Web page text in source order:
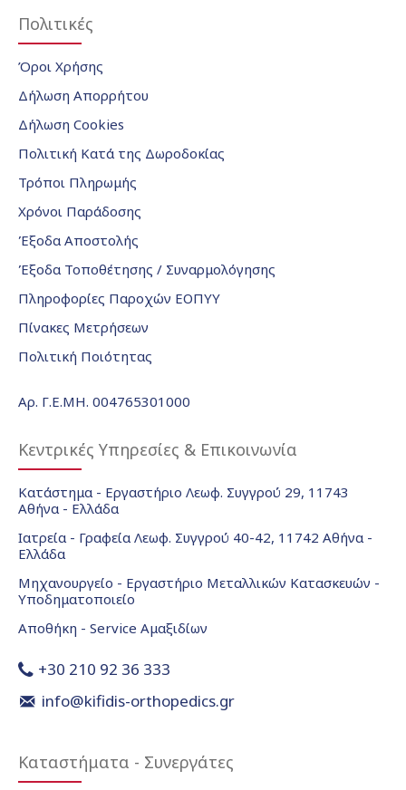
Πολιτικές
Όροι Χρήσης
Δήλωση Απορρήτου
Δήλωση Cookies
Πολιτική Κατά της Δωροδοκίας
Τρόποι Πληρωμής
Χρόνοι Παράδοσης
Έξοδα Αποστολής
Έξοδα Τοποθέτησης / Συναρμολόγησης
Πληροφορίες Παροχών ΕΟΠΥΥ
Πίνακες Μετρήσεων
Πολιτική Ποιότητας
Αρ. Γ.Ε.ΜΗ. 004765301000
Κεντρικές Υπηρεσίες & Επικοινωνία
Κατάστημα - Εργαστήριο Λεωφ. Συγγρού 29, 11743
Αθήνα - Ελλάδα
Ιατρεία - Γραφεία Λεωφ. Συγγρού 40-42, 11742 Αθήνα -
Ελλάδα
Μηχανουργείο - Εργαστήριο Μεταλλικών Κατασκευών -
Υποδηματοποιείο
Αποθήκη - Service Αμαξιδίων
+30 210 92 36 333
info@kifidis-orthopedics.gr
Καταστήματα - Συνεργάτες